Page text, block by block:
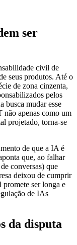
ser
civil de
seus produtos. Até o
de zona cinzenta,
pelos
busca mudar esse
não apenas como um
projetado, torna-se
de que a IA é
que, ao falhar
conversas) que
deixou de cumprir
ser longa e
de IAs
da disputa